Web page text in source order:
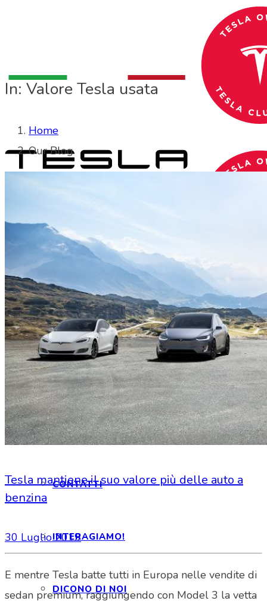
HOME
CHI SIAMO
CHI SIAMO
CONTATTI
INTERAGIAMO!
DICONO DI NOI
In: Valore Tesla usata
Home
Our Blog
Tesla mantiene il suo valore più delle auto a
benzina
30 Luglio 2019
E mentre Tesla batte tutti in Europa nelle vendite di
sedan premium, raggiungendo con Model 3 la vetta